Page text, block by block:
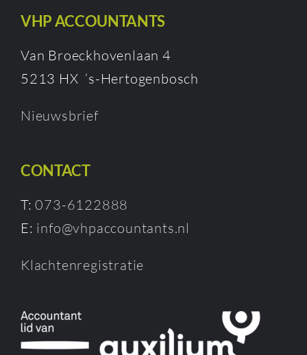
VHP ACCOUNTANTS
Van Broeckhovenlaan 4
5213 HX ‘s-Hertogenbosch
Nieuwsbrief
CONTACT
T:073-6122888
E: info@vhpaccountants.nl
Klachtenregistratie